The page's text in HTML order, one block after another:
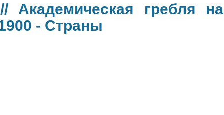
Академическая гребля на
- Страны